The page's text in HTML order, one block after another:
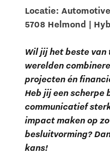
Locatie:
5708 Helmond |
Wil jij het beste van
werelden
projecten én
Heb jij een scherpe
communicatief
impact maken op
besluitvorming?
kans!